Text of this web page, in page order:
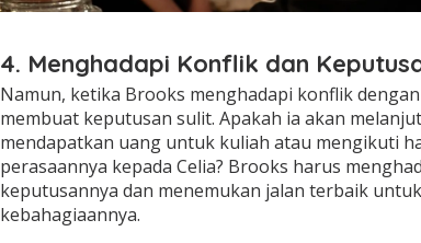
4. Menghadapi Konflik dan
Namun, ketika Brooks menghadapi konflik
membuat keputusan sulit. Apakah ia akan
mendapatkan uang untuk kuliah atau mengikuti
perasaannya kepada Celia? Brooks harus
keputusannya dan menemukan jalan terbaik
kebahagiaannya.